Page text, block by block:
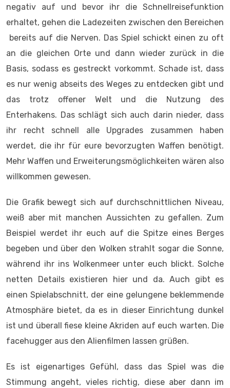
negativ auf und bevor ihr die Schnellreisefunktion
erhaltet, gehen die Ladezeiten zwischen den Bereichen
bereits auf die Nerven. Das Spiel schickt einen zu oft
an die gleichen Orte und dann wieder zurück in die
Basis, sodass es gestreckt vorkommt. Schade ist, dass
es nur wenig abseits des Weges zu entdecken gibt und
das trotz offener Welt und die Nutzung des
Enterhakens. Das schlägt sich auch darin nieder, dass
ihr recht schnell alle Upgrades zusammen haben
werdet, die ihr für eure bevorzugten Waffen benötigt.
Mehr Waffen und Erweiterungsmöglichkeiten wären also
willkommen gewesen.
Die Grafik bewegt sich auf durchschnittlichen Niveau,
weiß aber mit manchen Aussichten zu gefallen. Zum
Beispiel werdet ihr euch auf die Spitze eines Berges
begeben und über den Wolken strahlt sogar die Sonne,
während ihr ins Wolkenmeer unter euch blickt. Solche
netten Details existieren hier und da. Auch gibt es
einen Spielabschnitt, der eine gelungene beklemmende
Atmosphäre bietet, da es in dieser Einrichtung dunkel
ist und überall fiese kleine Akriden auf euch warten. Die
facehugger aus den Alienfilmen lassen grüßen.
Es ist eigenartiges Gefühl, dass das Spiel was die
Stimmung angeht, vieles richtig, diese aber dann im